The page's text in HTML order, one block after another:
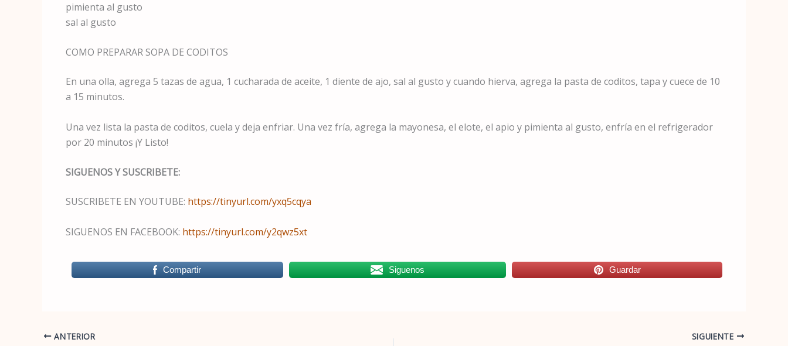
pimienta al gusto
sal al gusto
COMO PREPARAR SOPA DE CODITOS
En una olla, agrega 5 tazas de agua, 1 cucharada de aceite, 1 diente de ajo, sal al gusto y cuando hierva, agrega la pasta de coditos, tapa y cuece de 10
a 15 minutos.
Una vez lista la pasta de coditos, cuela y deja enfriar. Una vez fría, agrega la mayonesa, el elote, el apio y pimienta al gusto, enfría en el refrigerador
por 20 minutos ¡Y Listo!
SIGUENOS Y SUSCRIBETE:
SUSCRIBETE EN YOUTUBE: https://tinyurl.com/yxq5cqya
SIGUENOS EN FACEBOOK: https://tinyurl.com/y2qwz5xt
Compartir Siguenos Guardar
ANTERIOR SIGUIENTE